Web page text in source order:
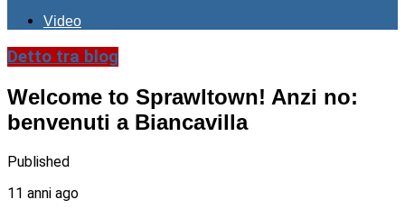
Video
Detto tra blog
Welcome to Sprawltown! Anzi no:
benvenuti a Biancavilla
Published
11 anni ago